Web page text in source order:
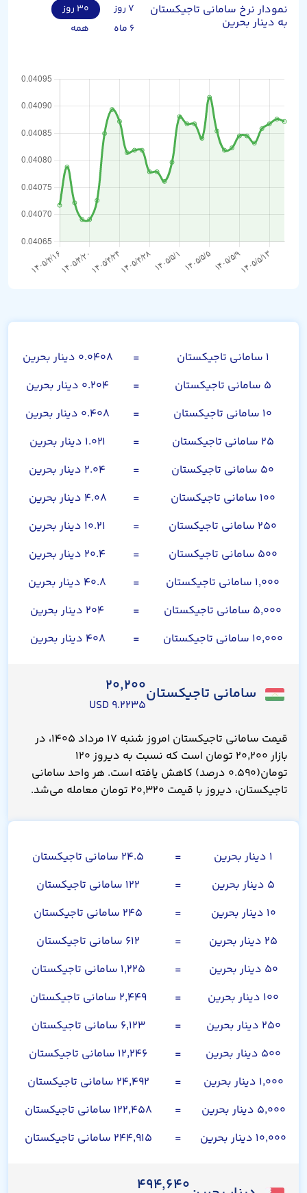
نمودار نرخ سامانی تاجیکستان
به دینار بحرین
۷ روز
۳۰ روز
۶ ماه
همه
۱ سامانی تاجیکستان =
۰.۰۴۰۸ دینار بحرین
۵ سامانی تاجیکستان
=
۰.۲۰۴ دینار بحرین
۱۰ سامانی تاجیکستان
=
۰.۴۰۸ دینار بحرین
۲۵ سامانی تاجیکستان
=
۱.۰۲۱ دینار بحرین
۵۰ سامانی تاجیکستان
=
۲.۰۴ دینار بحرین
۱۰۰ سامانی تاجیکستان
=
۴.۰۸ دینار بحرین
۲۵۰ سامانی تاجیکستان
=
۱۰.۲۱ دینار بحرین
۵۰۰ سامانی تاجیکستان
=
۲۰.۴ دینار بحرین
۱,۰۰۰ سامانی تاجیکستان
=
۴۰.۸ دینار بحرین
۵,۰۰۰ سامانی تاجیکستان
=
۲۰۴ دینار بحرین
۱۰,۰۰۰ سامانی تاجیکستان
= ۴۰۸ دینار بحرین
سامانی تاجیکستان۲۰,۲۰۰
۹.۲۲۳۵ USD
قیمت سامانی تاجیکستان امروز شنبه ۱۷ مرداد ۱۴۰۵، در
بازار ۲۰,۲۰۰ تومان است که نسبت به دیروز ۱۲۰
تومان(۰.۵۹۰ درصد) کاهش یافته است. هر واحد سامانی
تاجیکستان، دیروز با قیمت ۲۰,۳۲۰ تومان معامله می‌شد.
۱ دینار بحرین =
۲۴.۵ سامانی تاجیکستان
۵ دینار بحرین
=
۱۲۲ سامانی تاجیکستان
۱۰ دینار بحرین
=
۲۴۵ سامانی تاجیکستان
۲۵ دینار بحرین
=
۶۱۲ سامانی تاجیکستان
۵۰ دینار بحرین
=
۱,۲۲۵ سامانی تاجیکستان
۱۰۰ دینار بحرین
=
۲,۴۴۹ سامانی تاجیکستان
۲۵۰ دینار بحرین
=
۶,۱۲۳ سامانی تاجیکستان
۵۰۰ دینار بحرین
=
۱۲,۲۴۶ سامانی تاجیکستان
۱,۰۰۰ دینار بحرین
=
۲۴,۴۹۲ سامانی تاجیکستان
۵,۰۰۰ دینار بحرین
=
۱۲۲,۴۵۸ سامانی تاجیکستان
۱۰,۰۰۰ دینار بحرین
= ۲۴۴,۹۱۵ سامانی تاجیکستان
۴۹۴,۶۴۰